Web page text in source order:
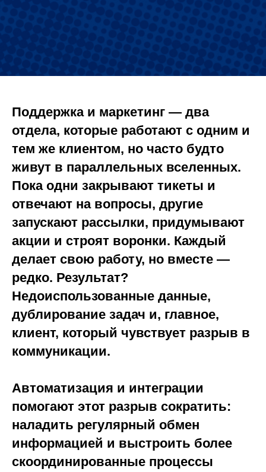
Поддержка и маркетинг — два
отдела, которые работают с одним и
тем же клиентом, но часто будто
живут в параллельных вселенных.
Пока одни закрывают тикеты и
отвечают на вопросы, другие
запускают рассылки, придумывают
акции и строят воронки. Каждый
делает свою работу, но вместе —
редко. Результат?
Недоиспользованные данные,
дублирование задач и, главное,
клиент, который чувствует разрыв в
коммуникации.
Автоматизация и интеграции
помогают этот разрыв сократить:
наладить регулярный обмен
информацией и выстроить более
скоординированные процессы